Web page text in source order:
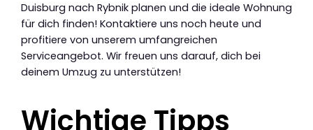
Duisburg nach Rybnik planen und die ideale Wohnung
für dich finden! Kontaktiere uns noch heute und
profitiere von unserem umfangreichen
Serviceangebot. Wir freuen uns darauf, dich bei
deinem Umzug zu unterstützen!
Wichtige Tipps